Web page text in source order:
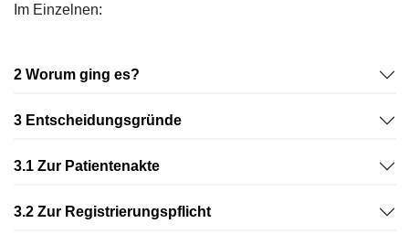
Im Einzelnen:
2 Worum ging es?
3 Entscheidungsgründe
3.1 Zur Patientenakte
3.2 Zur Registrierungspflicht